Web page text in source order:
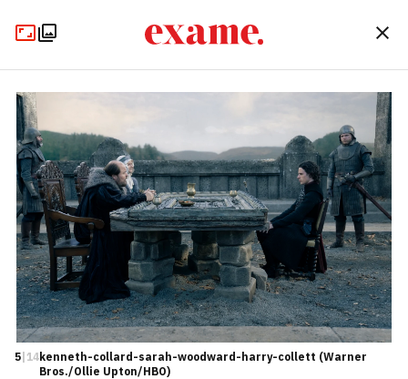
5|14kenneth-collard-sarah-woodward-harry-collett (Warner
Bros./Ollie Upton/HBO)